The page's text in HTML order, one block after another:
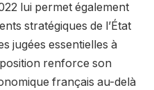
lui permet également
stratégiques de l’État
jugées essentielles à
renforce son
français au-delà